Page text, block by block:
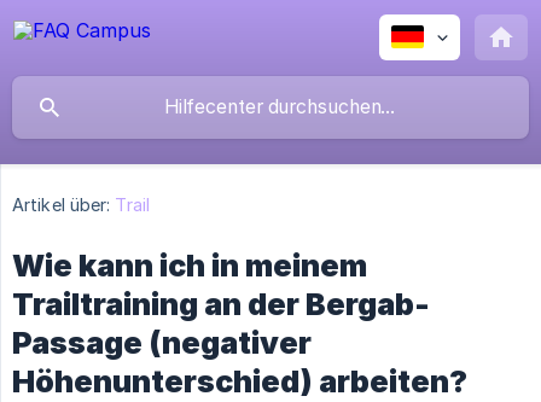
Artikel über: Trail
Wie kann ich in meinem
Trailtraining an der Bergab-
Passage (negativer
Höhenunterschied) arbeiten?